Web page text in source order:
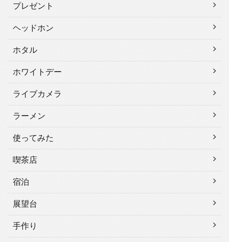
プレゼント
ヘッドホン
ホタル
ホワイトデー
ライブカメラ
ラーメン
使ってみた
喫茶店
宿泊
展望台
手作り